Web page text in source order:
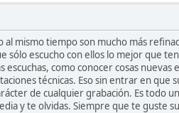
mismo tiempo son mucho más
escucho con ellos lo mejor que
como conocer cosas
técnicas. Eso sin entrar en que
de cualquier grabación. Es todo
y te olvidas. Siempre que te guste